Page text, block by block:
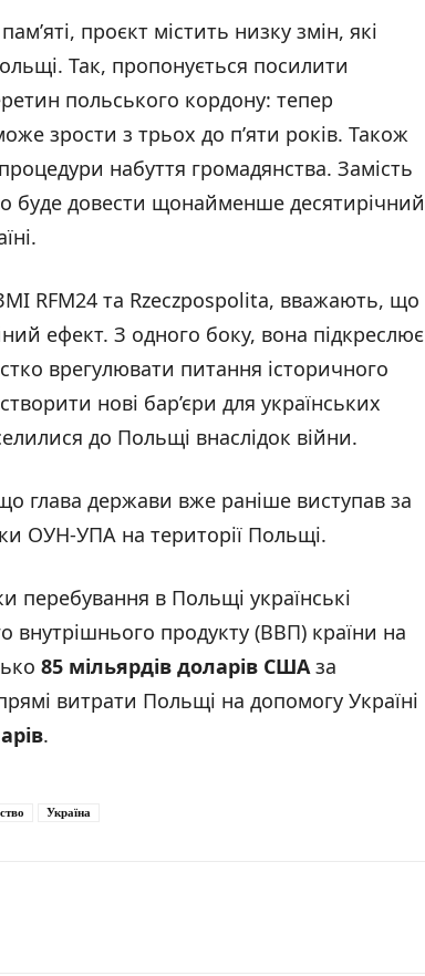
проєкт містить низку змін, які
Так, пропонується посилити
польського кордону: тепер
зрости з трьох до п’яти років. Також
набуття громадянства. Замість
буде довести щонайменше десятирічний
RFM24 та Rzeczpospolita, вважають, що
ефект. З одного боку, вона підкреслює
врегулювати питання історичного
нові бар’єри для українських
до Польщі внаслідок війни.
глава держави вже раніше виступав за
ОУН-УПА на території Польщі.
перебування в Польщі українські
внутрішнього продукту (ВВП) країни на
85 мільярдів доларів СШАза
витрати Польщі на допомогу Україні
.
Україна